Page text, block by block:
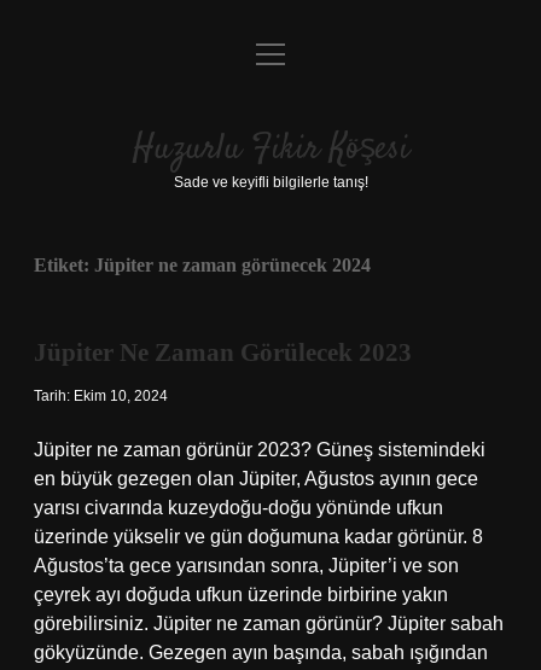
Anasayfa
Yasal Uyarı
menüyü
Huzurlu Fikir Köşesi
Sade ve keyifli bilgilerle tanış!
Etiket: Jüpiter ne zaman görünecek 2024
Jüpiter Ne Zaman Görülecek 2023
Tarih: Ekim 10, 2024
Jüpiter ne zaman görünür 2023? Güneş sistemindeki
en büyük gezegen olan Jüpiter, Ağustos ayının gece
yarısı civarında kuzeydoğu-doğu yönünde ufkun
üzerinde yükselir ve gün doğumuna kadar görünür. 8
Ağustos’ta gece yarısından sonra, Jüpiter’i ve son
çeyrek ayı doğuda ufkun üzerinde birbirine yakın
görebilirsiniz. Jüpiter ne zaman görünür? Jüpiter sabah
gökyüzünde. Gezegen ayın başında, sabah ışığından